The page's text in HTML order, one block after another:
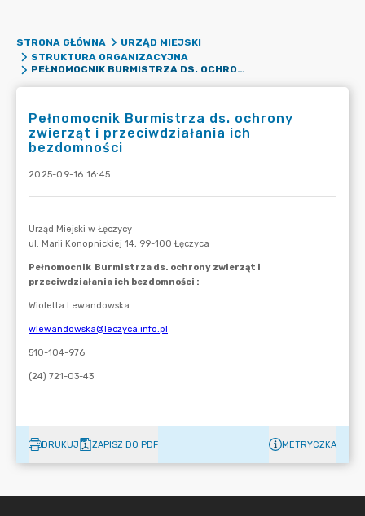
STRONA GŁÓWNA
URZĄD MIEJSKI
STRUKTURA ORGANIZACYJNA
PEŁNOMOCNIK BURMISTRZA DS. OCHRONY ZWIERZĄT I PRZECIWDZIAŁANIA ICH BEZDOMNOŚCI
Pełnomocnik Burmistrza ds. ochrony
zwierząt i przeciwdziałania ich
bezdomności
2025-09-16 16:45
DRUKUJ ZAPISZ DO PDF METRYCZKA